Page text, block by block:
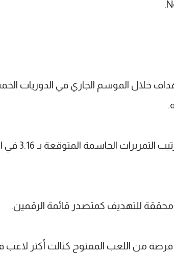
خلال الموسم الجاري في الدوريات
ويتصدر ساكا